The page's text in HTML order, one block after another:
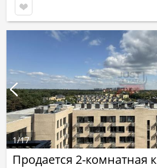
Продается 2-комнатная
1/17